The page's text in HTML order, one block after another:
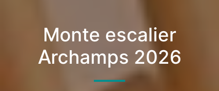
Monte escalier
Archamps 2026